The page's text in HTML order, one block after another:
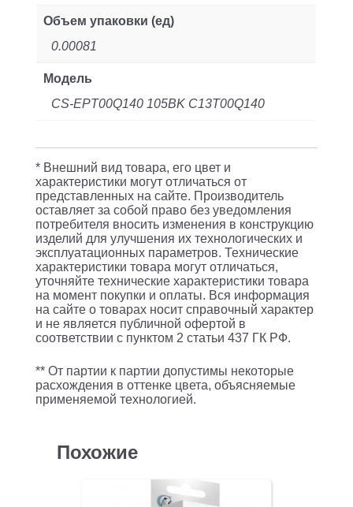
Объем упаковки (ед)
0.00081
Модель
CS-EPT00Q140 105BK C13T00Q140
* Внешний вид товара, его цвет и
характеристики могут отличаться от
представленных на сайте. Производитель
оставляет за собой право без уведомления
потребителя вносить изменения в конструкцию
изделий для улучшения их технологических и
эксплуатационных параметров. Технические
характеристики товара могут отличаться,
уточняйте технические характеристики товара
на момент покупки и оплаты. Вся информация
на сайте о товарах носит справочный характер
и не является публичной офертой в
соответствии с пунктом 2 статьи 437 ГК РФ.
** От партии к партии допустимы некоторые
расхождения в оттенке цвета, объясняемые
применяемой технологией.
Похожие